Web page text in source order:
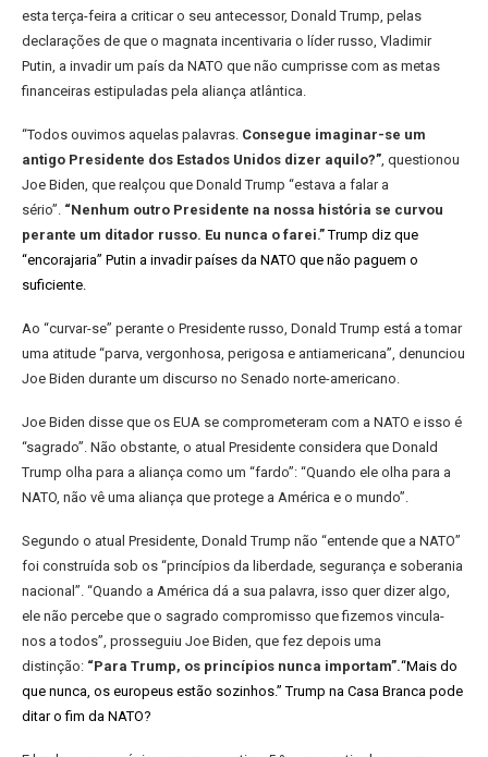
esta terça-feira a criticar o seu antecessor, Donald Trump, pelas
declarações de que o magnata incentivaria o líder russo, Vladimir
Putin, a invadir um país da NATO que não cumprisse com as metas
financeiras estipuladas pela aliança atlântica.
“Todos ouvimos aquelas palavras. Consegue imaginar-se um
antigo Presidente dos Estados Unidos dizer aquilo?”, questionou
Joe Biden, que realçou que Donald Trump “estava a falar a
sério”. “Nenhum outro Presidente na nossa história se curvou
perante um ditador russo. Eu nunca o farei.”Trump diz que
“encorajaria” Putin a invadir países da NATO que não paguem o
suficiente.
Ao “curvar-se” perante o Presidente russo, Donald Trump está a tomar
uma atitude “parva, vergonhosa, perigosa e antiamericana”, denunciou
Joe Biden durante um discurso no Senado norte-americano.
Joe Biden disse que os EUA se comprometeram com a NATO e isso é
“sagrado”. Não obstante, o atual Presidente considera que Donald
Trump olha para a aliança como um “fardo”: “Quando ele olha para a
NATO, não vê uma aliança que protege a América e o mundo”.
Segundo o atual Presidente, Donald Trump não “entende que a NATO”
foi construída sob os “princípios da liberdade, segurança e soberania
nacional”. “Quando a América dá a sua palavra, isso quer dizer algo,
ele não percebe que o sagrado compromisso que fizemos vincula-
nos a todos”, prosseguiu Joe Biden, que fez depois uma
distinção: “Para Trump, os princípios nunca importam”.“Mais do
que nunca, os europeus estão sozinhos.” Trump na Casa Branca pode
ditar o fim da NATO?